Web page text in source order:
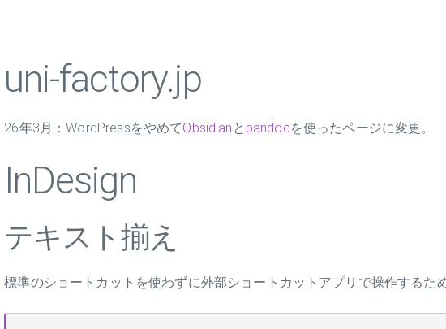
uni-factory.jp
26年3月：WordPressをやめてObsidian と pandocを使ったページに変更。
InDesign
テキスト揃え
標準のショートカットを使わずに外部ショートカットアプリで操作するた